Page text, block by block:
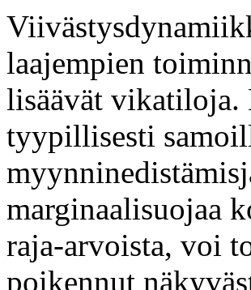
laajempien
lisäävät vikatiloja.
tyypillisesti
marginaalisuojaa
raja-arvoista, voi
poikennut